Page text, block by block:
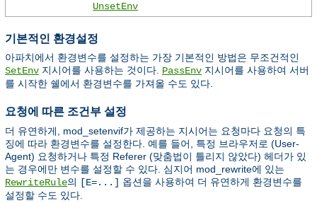
UnsetEnv
기본적인 환경설정
아파치에서 환경변수를 설정하는 가장 기본적인 방법은 무조건적인
SetEnv 지시어를 사용하는 것이다. PassEnv 지시어를 사용하여 서버
를 시작한 쉘에서 환경변수를 가져올 수도 있다.
요청에 따른 조건부 설정
더 유연하게, mod_setenvif가 제공하는 지시어는 요청마다 요청의 특
징에 따라 환경변수를 설정한다. 예를 들어, 특정 브라우저로 (User-
Agent) 요청하거나 특정 Referer (맞춤법이 틀리지 않았다) 헤더가 있
는 경우에만 변수를 설정할 수 있다. 심지어 mod_rewrite에 있는
RewriteRule의 [E=...] 옵션을 사용하여 더 유연하게 환경변수를
설정할 수도 있다.